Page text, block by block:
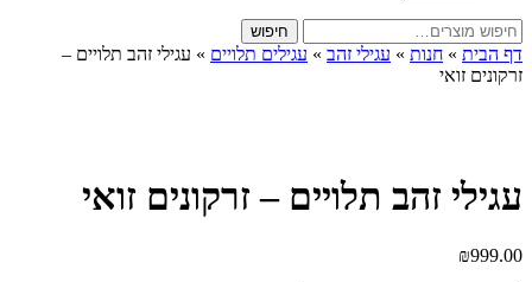
חיפוש
עבור:
חיפוש
דף הבית » חנות » עגילי זהב » עגילים תלויים » עגילי זהב תלויים –
זרקונים זואי
עגילי זהב תלויים – זרקונים זואי
₪999.00